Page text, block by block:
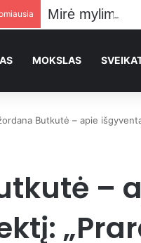
MOKSLAS
Butkutė – apie
–